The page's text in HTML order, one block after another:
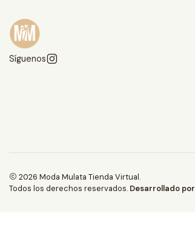
Síguenos
2026 Moda Mulata Tienda Virtual.
Todos los derechos reservados. Desarrollado